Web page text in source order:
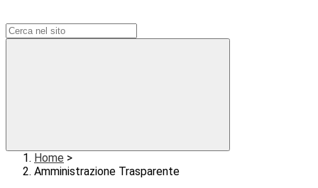
Home >
Amministrazione Trasparente